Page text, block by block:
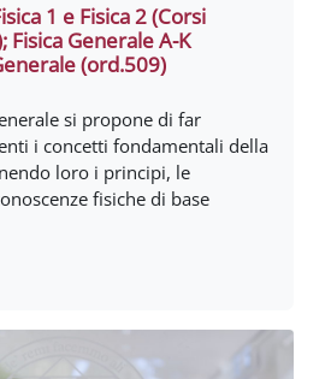
1 e Fisica 2 (Corsi
Fisica Generale A-K
(ord.509)
si propone di far
i concetti fondamentali della
loro i principi, le
fisiche di base